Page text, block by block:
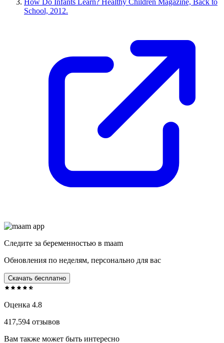
How Do Infants Learn? Healthy Children Magazine, Back to
School, 2012.
Следите за беременностью в maam
Обновления по неделям, персонально для вас
Скачать бесплатно
Оценка 4.8
417,594 отзывов
Вам также может быть интересно